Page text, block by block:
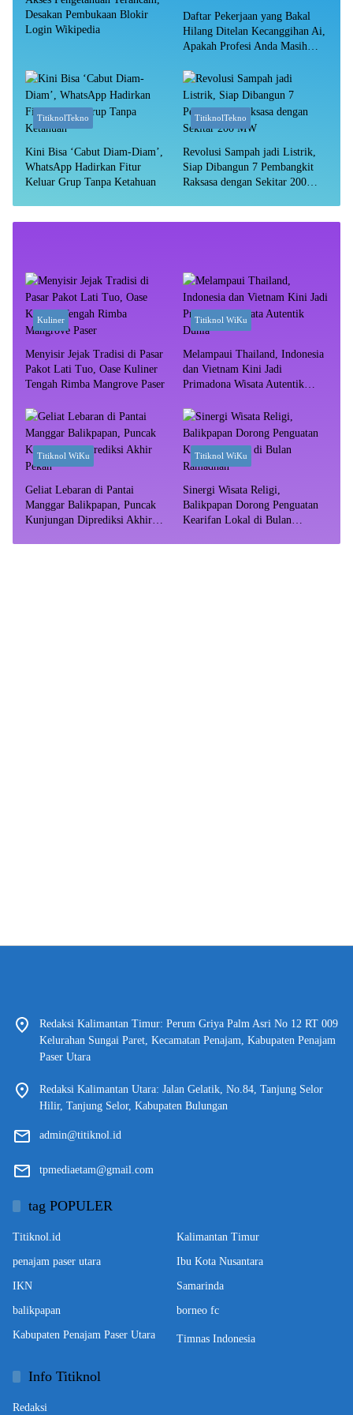
Desakan Pembukaan Blokir
Login Wikipedia
Daftar Pekerjaan yang Bakal
Hilang Ditelan Kecanggihan Ai,
Apakah Profesi Anda Masih
TitiknolTekno
Kini Bisa ‘Cabut Diam-Diam’,
WhatsApp Hadirkan Fitur
Keluar Grup Tanpa Ketahuan
TitiknolTekno
Revolusi Sampah jadi Listrik,
Siap Dibangun 7 Pembangkit
Raksasa dengan Sekitar 200
Kuliner
Menyisir Jejak Tradisi di Pasar
Pakot Lati Tuo, Oase Kuliner
Tengah Rimba Mangrove Paser
Titiknol WiKu
Melampaui Thailand, Indonesia
dan Vietnam Kini Jadi
Primadona Wisata Autentik
Titiknol WiKu
Geliat Lebaran di Pantai
Manggar Balikpapan, Puncak
Kunjungan Diprediksi Akhir
Titiknol WiKu
Sinergi Wisata Religi,
Balikpapan Dorong Penguatan
Kearifan Lokal di Bulan
Redaksi Kalimantan Timur: Perum Griya Palm Asri No 12 RT 009
Kelurahan Sungai Paret, Kecamatan Penajam, Kabupaten Penajam
Paser Utara
Redaksi Kalimantan Utara: Jalan Gelatik, No.84, Tanjung Selor
Hilir, Tanjung Selor, Kabupaten Bulungan
admin@titiknol.id
tpmediaetam@gmail.com
tag POPULER
Titiknol.id Kalimantan Timur
penajam paser utara Ibu Kota Nusantara
IKN Samarinda
balikpapan borneo fc
Kabupaten Penajam Paser Utara Timnas Indonesia
Info Titiknol
Redaksi